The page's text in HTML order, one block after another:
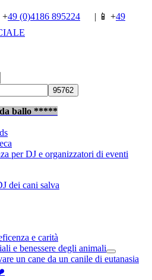
49 (0)4186 895224 | 📱 +49
da ballo *****
per DJ e organizzatori di eventi
e carità
e benessere degli animali
un cane da un canile di eutanasia